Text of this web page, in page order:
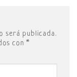
será publicada.
con*